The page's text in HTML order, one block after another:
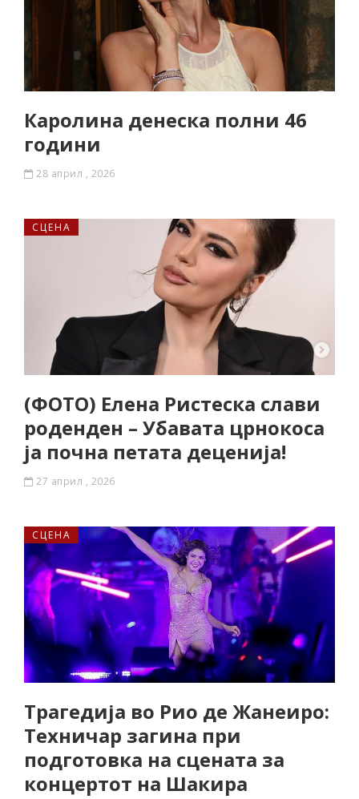
Каролина денеска полни 46
години
28 април , 2026
СЦЕНА
(ФОТО) Елена Ристеска слави
роденден – Убавата црнокоса
ја почна петата деценија!
27 април , 2026
СЦЕНА
Трагедија во Рио де Жанеиро:
Техничар загина при
подготовка на сцената за
концертот на Шакира